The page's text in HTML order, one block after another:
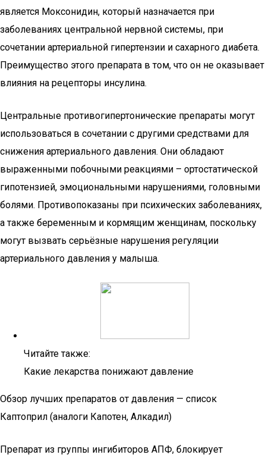
является Моксонидин, который назначается при
заболеваниях центральной нервной системы, при
сочетании артериальной гипертензии и сахарного диабета.
Преимущество этого препарата в том, что он не оказывает
влияния на рецепторы инсулина.
Центральные противогипертонические препараты могут
использоваться в сочетании с другими средствами для
снижения артериального давления. Они обладают
выраженными побочными реакциями – ортостатической
гипотензией, эмоциональными нарушениями, головными
болями. Противопоказаны при психических заболеваниях,
а также беременным и кормящим женщинам, поскольку
могут вызвать серьёзные нарушения регуляции
артериального давления у малыша.
Читайте также:
Какие лекарства понижают давление
Обзор лучших препаратов от давления — список
Каптоприл (аналоги Капотен, Алкадил)
Препарат из группы ингибиторов АПФ, блокирует